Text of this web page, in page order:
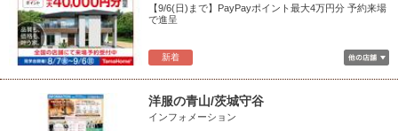
新着
【9/6(日)まで】PayPayポイント最大4万円分 予約来場
で進呈
洋服の青山/茨城守谷
インフォメーション